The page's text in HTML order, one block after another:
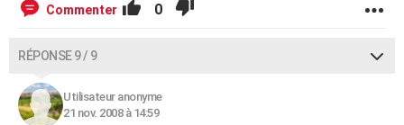
Commenter 0
RÉPONSE 9 / 9
Utilisateur anonyme
21 nov. 2008 à 14:59